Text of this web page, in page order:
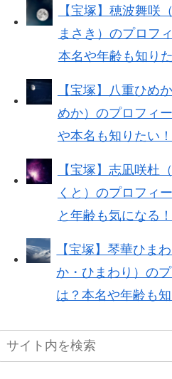
【宝塚】穂波舞咲
まさき）のプロフ
本名や年齢も知り
【宝塚】八重ひめ
めか）のプロフィ
や本名も知りたい
【宝塚】志凪咲杜
くと）のプロフィ
と年齢も気になる
【宝塚】琴華ひま
か・ひまわり）の
は？本名や年齢も